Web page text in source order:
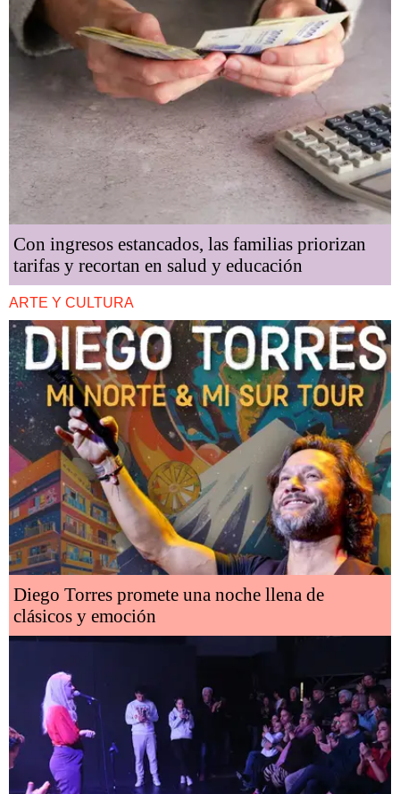
Con ingresos estancados, las familias priorizan
tarifas y recortan en salud y educación
ARTE Y CULTURA
Diego Torres promete una noche llena de
clásicos y emoción